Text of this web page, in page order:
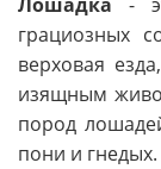
грациозных
верховая
изящным
пород
пони и гнедых.